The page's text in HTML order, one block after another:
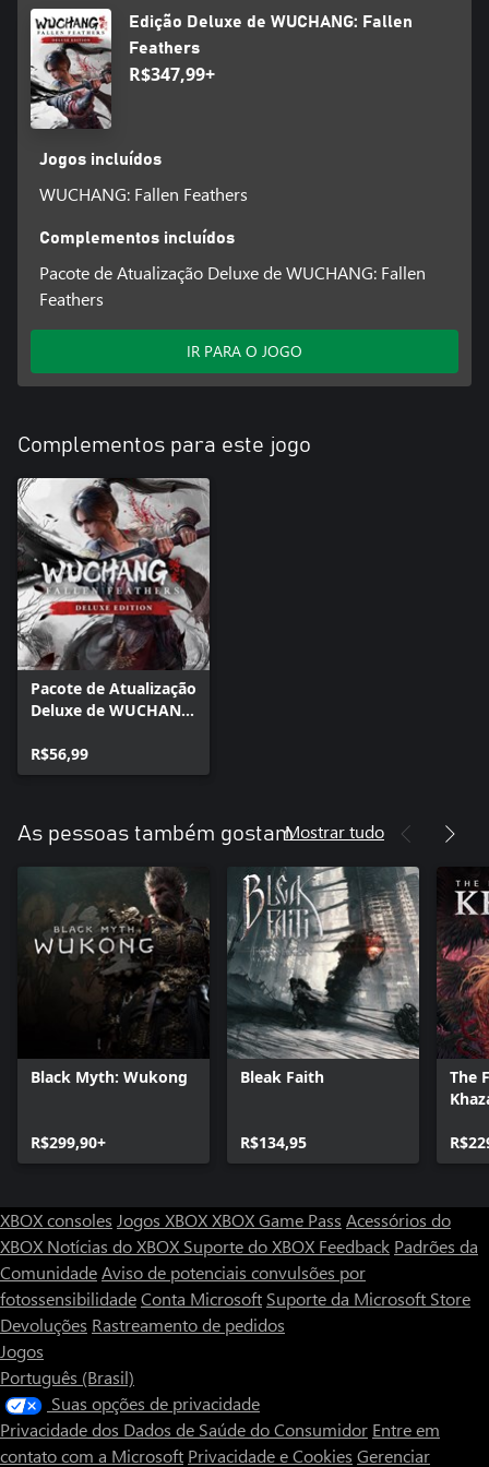
Mergulha numa aventura inesquecível com uma história
envolvente, um sistema de combate dinâmico e visuais
deslumbrantes numa terra assolada pelo caos e pela morte.
Conseguirás revelar os segredos da maldição de Wuchang e
restaurar a paz a Shu ou perecerás diante dos seus horrores? O
destino desta terra está nas tuas mãos.
Edição Deluxe de WUCHANG: Fallen
Feathers
R$347,99+
Jogos incluídos
WUCHANG: Fallen Feathers
Complementos incluídos
Pacote de Atualização Deluxe de WUCHANG: Fallen
Feathers
IR PARA O JOGO
Complementos para este jogo
Pacote de Atualização
Deluxe de WUCHANG:
R$56,99
As pessoas também gostamMostrar tudo
Black Myth: Wukong
R$299,90+
Bleak Faith
R$134,95
The
XBOX consoles Jogos XBOXXBOX Game Pass Acessórios do
XBOX Notícias do XBOX Suporte do XBOX Feedback Padrões da
ComunidadeAviso de potenciais convulsões por
fotossensibilidadeConta Microsoft Suporte da Microsoft Store
Devoluções Rastreamento de pedidos
Jogos
Português (Brasil)
Suas opções de privacidade
Privacidade dos Dados de Saúde do Consumidor Entre em
contato com a Microsoft Privacidade e Cookies Gerenciar